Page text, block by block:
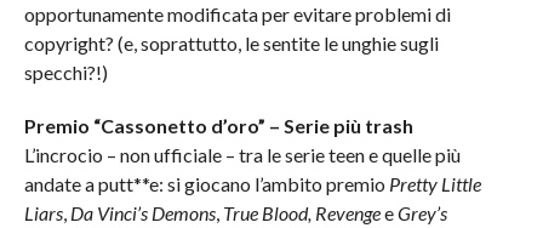
opportunamente modificata per evitare problemi di
copyright? (e, soprattutto, le sentite le unghie sugli
specchi?!)
Premio “Cassonetto d’oro” – Serie più trash
L’incrocio – non ufficiale – tra le serie teen e quelle più
andate a putt**e: si giocano l’ambito premio Pretty Little
Liars, Da Vinci’s Demons, True Blood, RevengeeGrey’s